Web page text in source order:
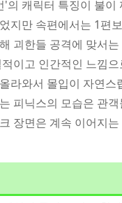
캐릭터 특징이 불
지만 속편에서는 1편
괴한들 공격에 맞서
이고 인간적인 느낌
라와서 몰입이 자연
피닉스의 모습은 관
장면은 계속 이어지